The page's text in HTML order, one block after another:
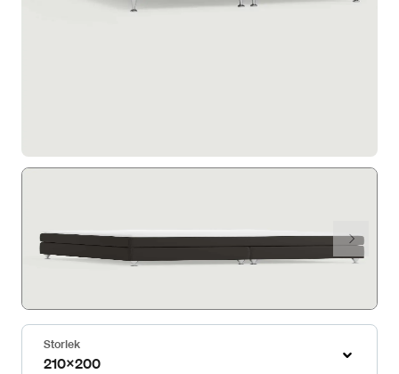
Storlek
210x200